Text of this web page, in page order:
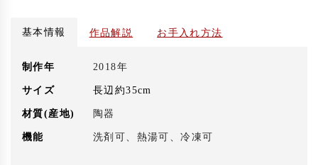
基本情報 作品解説 お手入れ方法
制作年 2018年
サイズ 長辺約35cm
材質(産地) 陶器
機能 洗剤可、熱湯可、冷凍可